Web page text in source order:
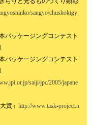
sangyo/chushokigy
パッケージングコンテスト
パッケージングコンテスト
saiji/jpc/2005/japane
賞」 http://www.task-project.n